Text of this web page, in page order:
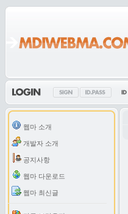
웹마 소개
개발자 소개
공지사항
웹마 다운로드
웹마 최신글